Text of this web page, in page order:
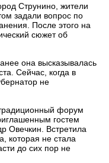
Струнино, жители
задали вопрос по
После этого на
сюжет об
она высказывалась
Сейчас, когда в
не
форум
гостем
Овечкин. Встретила
которая не стала
до сих пор не